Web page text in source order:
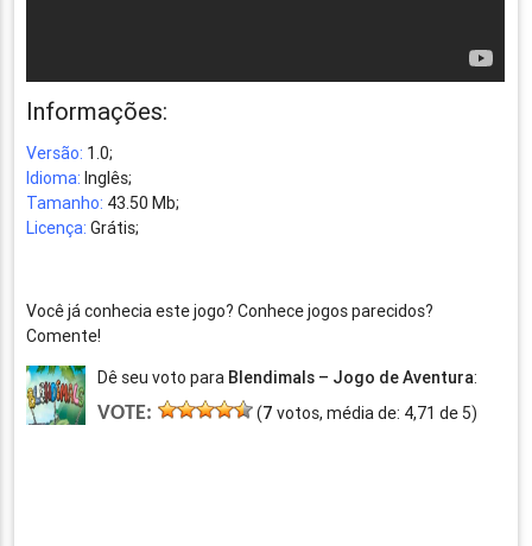
Informações:
Versão: 1.0;
Idioma: Inglês;
Tamanho: 43.50 Mb;
Licença: Grátis;
Você já conhecia este jogo? Conhece jogos parecidos?
Comente!
Dê seu voto para Blendimals – Jogo de Aventura:
VOTE: (7 votos, média de: 4,71 de 5)